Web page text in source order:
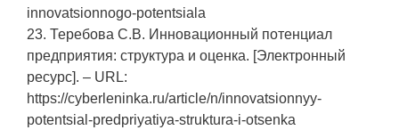
innovatsionnogo-potentsiala
23. Теребова С.В. Инновационный потенциал
предприятия: структура и оценка. [Электронный
ресурс]. – URL:
https://cyberleninka.ru/article/n/innovatsionnyy-
potentsial-predpriyatiya-struktura-i-otsenka